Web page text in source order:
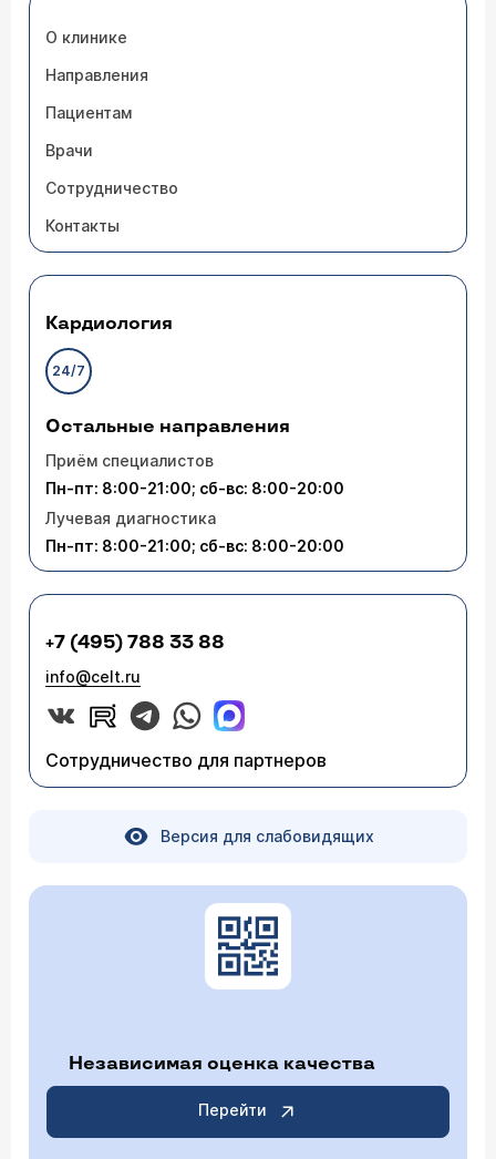
О клинике
Направления
Пациентам
Врачи
Сотрудничество
Контакты
Кардиология
24/7
Остальные направления
Приём специалистов
Пн-пт: 8:00-21:00; сб-вс: 8:00-20:00
Лучевая диагностика
Пн-пт: 8:00-21:00; сб-вс: 8:00-20:00
+7 (495) 788 33 88
info@celt.ru
Сотрудничество для партнеров
Версия для слабовидящих
Независимая оценка качества
Перейти